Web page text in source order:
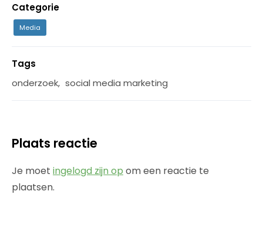
Categorie
Media
Tags
onderzoek, social media marketing
Plaats reactie
Je moet ingelogd zijn op om een reactie te
plaatsen.